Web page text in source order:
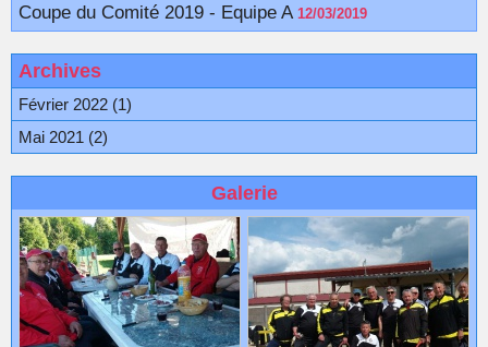
Coupe du Comité 2019 - Equipe A 12/03/2019
Archives
Février 2022 (1)
Mai 2021 (2)
Galerie